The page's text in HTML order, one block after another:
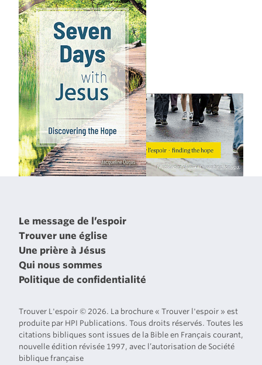
Le message de l’espoir
Trouver une église
Une prière à Jésus
Qui nous sommes
Politique de confidentialité
Trouver L'espoir © 2026. La brochure « Trouver l'espoir » est
produite par HPI Publications. Tous droits réservés. Toutes les
citations bibliques sont issues de la Bible en Français courant,
nouvelle édition révisée 1997, avec l’autorisation de Société
biblique française